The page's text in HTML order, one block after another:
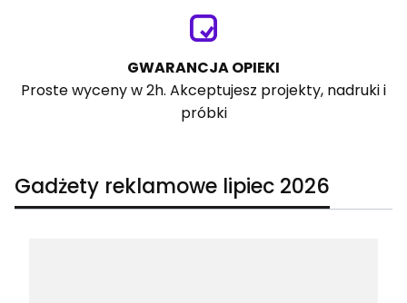
GWARANCJA OPIEKI
Proste wyceny w 2h. Akceptujesz projekty, nadruki i
próbki
Gadżety reklamowe lipiec 2026